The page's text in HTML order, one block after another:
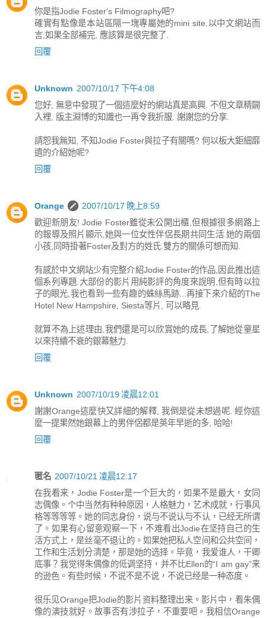
你是指Jodie Foster's Filmography吧?
確實有點像是本站區隔一塊專屬她的mini site.以中文網站而
言,如果全部補完, 應該算是很完整了.
回覆
Unknown 2007/10/17 下午4:08
您好, 無意中發現了一個這麼好的網站真是高興. 不但文章精闢
入裡, 版主淵博的知識也一再令我折服. 謝謝您的分享.
請恕我無知, 不知Jodie Foster與拉子有關嗎? 何以板大鉅細靡
遺的介紹她呢?
回覆
Orange
2007/10/17 晚上8:59
歡迎新朋友! Jodie Foster雖從未公開出櫃,但根據很多網路上
的報導及照片顯示,她與一位女性伴侶長期共同生活.她的兩個
小孩,同時掛著Foster及對方的姓氏.雙方的關係可想而知.
有感於中文網站少有完整介紹Jodie Foster的作品,因此推出這
個系列專題.大部份的影片用純影評的角度來說明,但有時以拉
子的眼光,我也看到一些有趣的蛛絲馬跡...再接下來介紹的The
Hotel New Hampshire, Siesta等片, 可以略見.
就算不為上述理由,我們還是可以欣賞她的成長,了解她從童星
以來持續不衰的銀幕魅力.
回覆
Unknown 2007/10/19 凌晨12:01
謝謝Orange這麼快又詳細的解釋, 我倒是從未想過呢. 經你這
麼一提果然她銀幕上的男伴侶都是英年早逝的多, 哈哈!
回覆
匿名 2007/10/21 凌晨12:17
在我看来，Jodie Foster是一个巨大的，如果不是最大，女同
志偶像。个中当然有种种原因，人格魅力，艺术成就，行事风
格等等等等。她的同志身份，说与不说认与不认，已经无所谓
了。如果有心留意观察一下，不难看出Jodie在坚持自己的生
活方式上，是丝毫不退让的。如果她把私人空间和公共空间，
工作和生活划分清楚，那是她的选择。毕竟，我爱谁人，干卿
底事？我觉得朱偶像的低调坚持，并不比Ellen的“I am gay”来
的逊色。有些时候，不说不是不说，不说已经是一种态度。
很乐见Orange把Jodie的影片资料整理出来。影片中，看朱偶
像的演技就好。故事否有涉拉子，不重要吧。我相信Orange